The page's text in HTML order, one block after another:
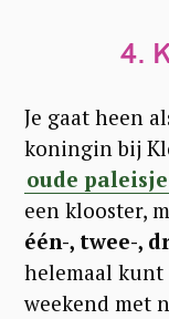
4.
Je gaat heen
koningin bij
oude
een klooster,
één-, twee-,
helemaal kunt
weekend met
f
o
r
: